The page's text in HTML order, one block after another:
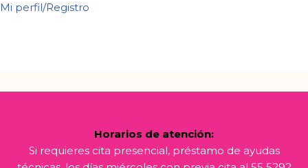
Mi perfil/Registro
Horarios de atención:
Si requieres cita presencial, préstamo de ayudas